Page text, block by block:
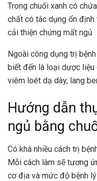
Trong chuối xanh có
chất có tác dụng ổn
cải thiện chứng mất ngủ
Ngoài công dụng trị
biết đến là loại dược liệu
viêm loét dạ dày, lang
Hướng dẫn
ngủ bằng
Có khá nhiều cách trị
Mỗi cách làm sẽ tương
cơ địa và mức độ bệnh